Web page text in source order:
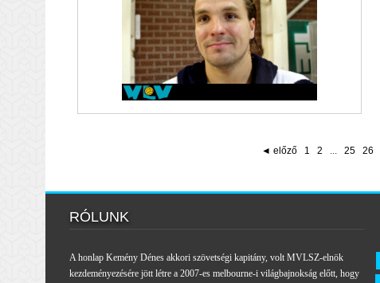
◄ előző 1 2 ... 25 26
RÓLUNK
A honlap Kemény Dénes akkori szövetségi kapitány, volt MVLSZ-elnök
kezdeményezésére jött létre a 2007-es melbourne-i világbajnokság előtt, hogy